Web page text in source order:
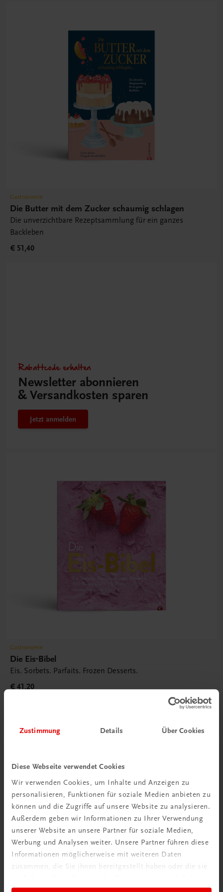
Zustimmung Details Über Cookies
Diese Webseite verwendet Cookies
Wir verwenden Cookies, um Inhalte und Anzeigen zu
personalisieren, Funktionen für soziale Medien anbieten zu
können und die Zugriffe auf unsere Website zu analysieren.
Außerdem geben wir Informationen zu Ihrer Verwendung
unserer Website an unsere Partner für soziale Medien,
Werbung und Analysen weiter. Unsere Partner führen diese
Informationen möglicherweise mit weiteren Daten
zusammen, die Sie ihnen bereitgestellt haben oder die sie
Gastronomie
Die Butter mit dem Zucker schaumig schlagen
Die unverzichtbare Rezeptsammlung für ein ganzes
Backleben
€ 51,40
Rabattcode erhalten
Newsletter abonnieren
& Versandkosten sparen
Jetzt anmelden
Gastronomie
Die Eis-Bibel
Eis. Sorbets. Parfaits. Frozen Desserts.
€ 41,20